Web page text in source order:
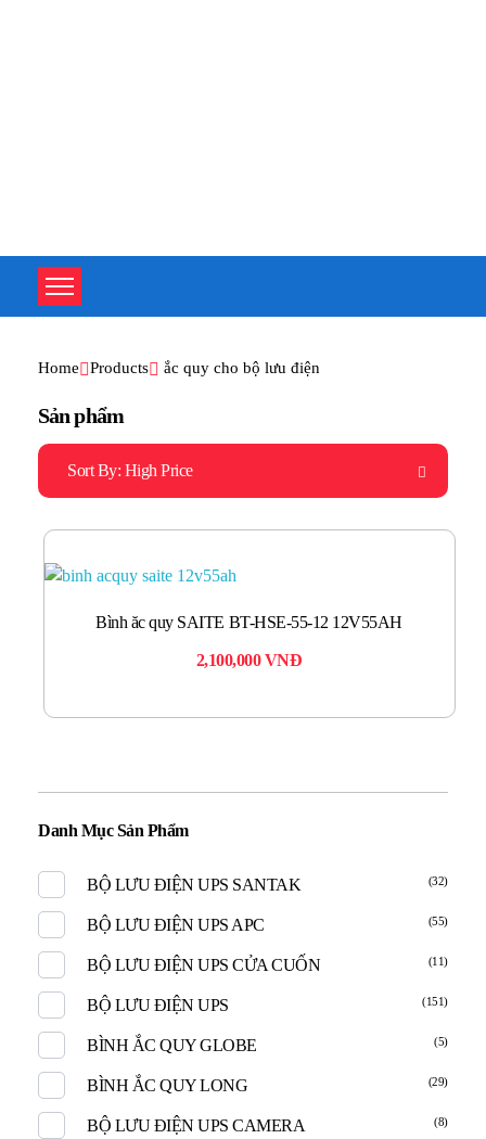
Home Products ắc quy cho bộ lưu điện
Sản phẩm
Sort By: High Price
Bình ăc quy SAITE BT-HSE-55-12 12V55AH
2,100,000VNĐ
Danh Mục Sản Phẩm
BỘ LƯU ĐIỆN UPS SANTAK (32)
BỘ LƯU ĐIỆN UPS APC (55)
BỘ LƯU ĐIỆN UPS CỬA CUỐN (11)
BỘ LƯU ĐIỆN UPS (151)
BÌNH ẮC QUY GLOBE (5)
BÌNH ẮC QUY LONG (29)
BỘ LƯU ĐIỆN UPS CAMERA (8)